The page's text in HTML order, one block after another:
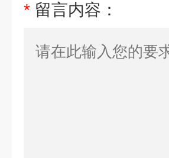
* 留言内容：